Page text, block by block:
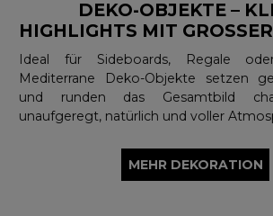
DEKO-OBJEKTE –
HIGHLIGHTS MIT
Ideal für Sideboards, Regale
Mediterrane Deko-Objekte setzen
und runden das Gesamtbild
unaufgeregt, natürlich und voller
MEHR DEKORATION